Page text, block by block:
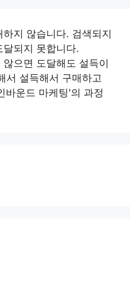
지 않습니다. 검색되지
되지 못합니다.
으면 도달해도 설득이
서 설득해서 구매하고
바운드 마케팅'의 과정